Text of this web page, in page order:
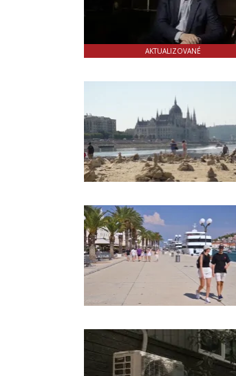
AKTUALIZOVANÉ